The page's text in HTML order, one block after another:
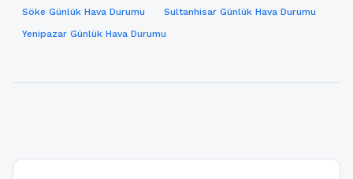
Söke Günlük Hava Durumu
Sultanhisar Günlük Hava Durumu
Yenipazar Günlük Hava Durumu